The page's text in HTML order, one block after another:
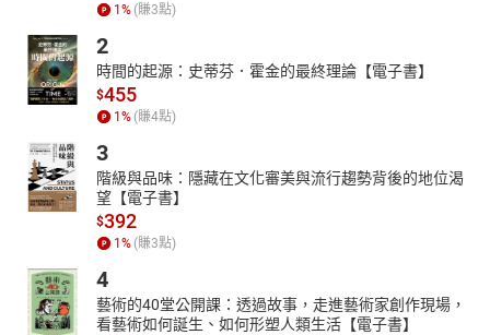
減醣過程中，不需複雜計算熱量，只要澱粉減半；選擇好的蛋白質
食物；搭配優質油脂食用；嚴禁攝取大量含砂糖的食物；充分攝取
蔬菜、多喝水。
至於如何分辨食物中的碳水化合物？減醣就是不吃澱粉嗎？生酮飲
食和減醣飲食有何不同？減醣外食怎麼吃？什麼是精製、低精製食
什麼？褐色脂肪是什麼？提升代謝力該怎麼吃？怎麼吃才能增加飽
足感？如何破解減肥的陷阱，營養師都有完整而詳盡的解答。
專業推薦
劉博仁 醫師/博士 台灣基因營養功能醫學會理事長
陳建霖 醫師 愛群婦幼中西醫聯合診所 院長
1 % (賺3點)
2
時間的起源：史蒂芬．霍金的最終理論【電子書】
$455
1 % (賺4點)
3
階級與品味：隱藏在文化審美與流行趨勢背後的地位渴
望【電子書】
$392
1 % (賺3點)
4
藝術的40堂公開課：透過故事，走進藝術家創作現場，
看藝術如何誕生、如何形塑人類生活【電子書】